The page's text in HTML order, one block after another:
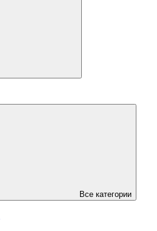
Все категории